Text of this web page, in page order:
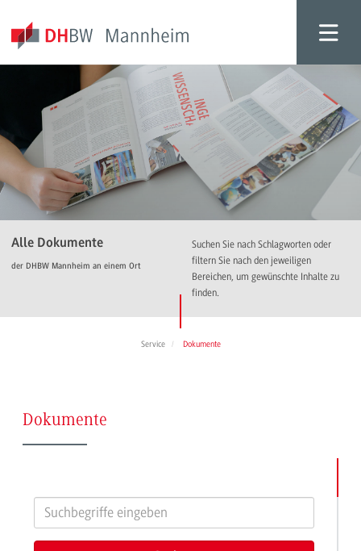
Alle Dokumente
der DHBW Mannheim an einem Ort
Suchen Sie nach Schlagworten oder
filtern Sie nach den jeweiligen
Bereichen, um gewünschte Inhalte zu
finden.
Service Dokumente
Dokumente